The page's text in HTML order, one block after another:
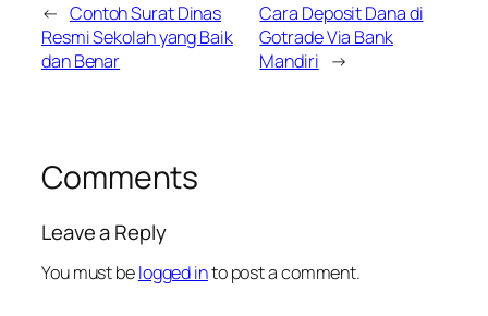
← Contoh Surat Dinas
Resmi Sekolah yang Baik
dan Benar
Cara Deposit Dana di
Gotrade Via Bank
Mandiri →
Comments
Leave a Reply
You must belogged into post a comment.